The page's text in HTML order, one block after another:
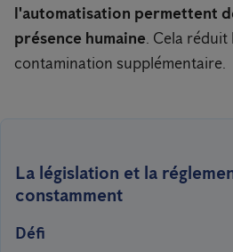
l'automatisation permettent
présence humaine. Cela réduit
contamination supplémentaire.
La législation et la
constamment
Défi